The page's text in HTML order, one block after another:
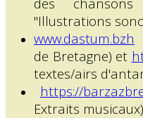
"Illustrations
www.dastum.bzh
de Bretagne) et
textes/airs
https://
Extraits musicaux)